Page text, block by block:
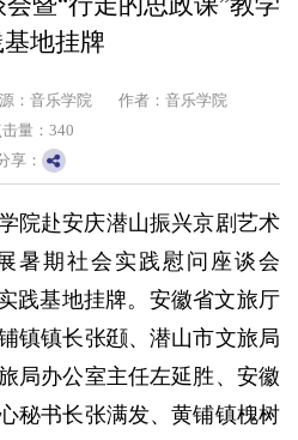
地挂牌
：音乐学院
作者：音乐学院
量： 340
享：
院赴安庆潜山振兴京剧艺术
暑期社会实践慰问座谈会
践基地挂牌。安徽省文旅厅
镇镇长张颋、潜山市文旅局
局办公室主任左延胜、安徽
秘书长张满发、黄铺镇槐树